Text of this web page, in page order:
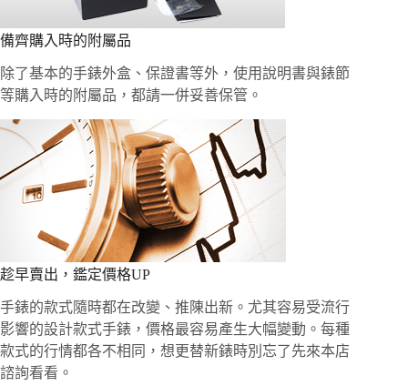
備齊購入時的附屬品
除了基本的手錶外盒、保證書等外，使用說明書與錶節
等購入時的附屬品，都請一併妥善保管。
趁早賣出，鑑定價格UP
手錶的款式隨時都在改變、推陳出新。尤其容易受流行
影響的設計款式手錶，價格最容易產生大幅變動。每種
款式的行情都各不相同，想更替新錶時別忘了先來本店
諮詢看看。